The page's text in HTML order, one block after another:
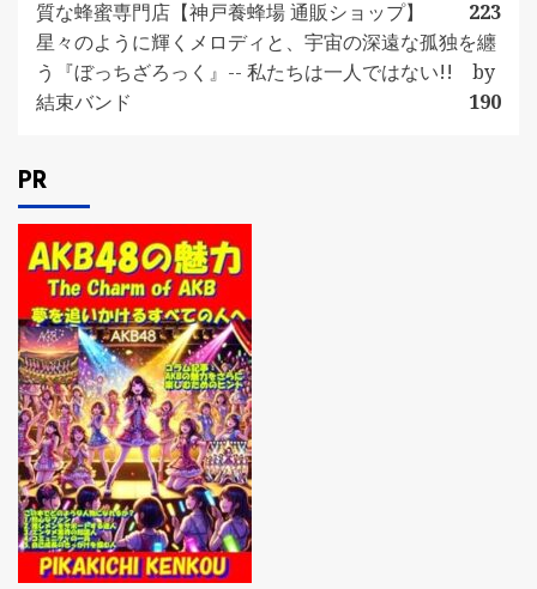
質な蜂蜜専門店【神戸養蜂場 通販ショップ】
223
星々のように輝くメロディと、宇宙の深遠な孤独を纏
う『ぼっちざろっく』-- 私たちは一人ではない!! by
結束バンド
190
PR